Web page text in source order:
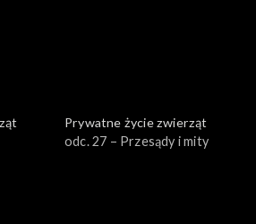
Prywatne życie zwierząt
odc. 27 – Przesądy i mity